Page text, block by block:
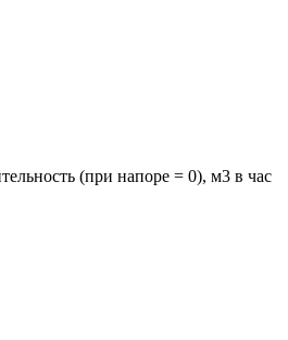
(при напоре = 0), м3 в час